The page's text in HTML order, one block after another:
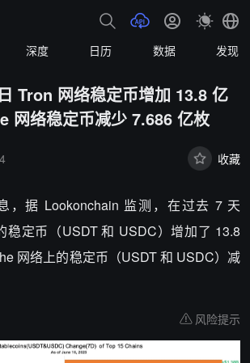
深度 日历 数据 发现
Tron 网络稳定币增加 13.8 亿
网络稳定币减少 7.686 亿枚
收藏
，据 Lookonchain 监测，在过去 7 天
稳定币（USDT 和 USDC）增加了 13.8
网络上的稳定币（USDT 和 USDC）减
风险提示